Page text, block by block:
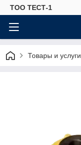
ТОО ТЕСТ-1
Товары и услуги